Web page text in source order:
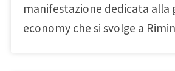
manifestazione dedicata alla
economy che si svolge a